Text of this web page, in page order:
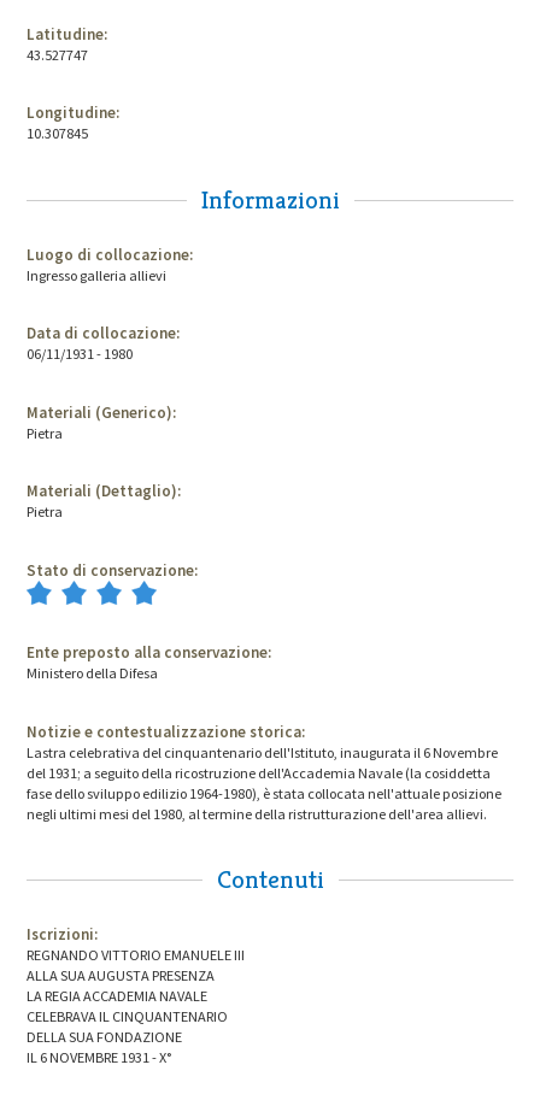
Latitudine:
43.527747
Longitudine:
10.307845
Informazioni
Luogo di collocazione:
Ingresso galleria allievi
Data di collocazione:
06/11/1931 - 1980
Materiali (Generico):
Pietra
Materiali (Dettaglio):
Pietra
Stato di conservazione:
Ente preposto alla conservazione:
Ministero della Difesa
Notizie e contestualizzazione storica:
Lastra celebrativa del cinquantenario dell'Istituto, inaugurata il 6 Novembre
del 1931; a seguito della ricostruzione dell'Accademia Navale (la cosiddetta
fase dello sviluppo edilizio 1964-1980), è stata collocata nell'attuale posizione
negli ultimi mesi del 1980, al termine della ristrutturazione dell'area allievi.
Contenuti
Iscrizioni:
REGNANDO VITTORIO EMANUELE III
ALLA SUA AUGUSTA PRESENZA
LA REGIA ACCADEMIA NAVALE
CELEBRAVA IL CINQUANTENARIO
DELLA SUA FONDAZIONE
IL 6 NOVEMBRE 1931 - X°